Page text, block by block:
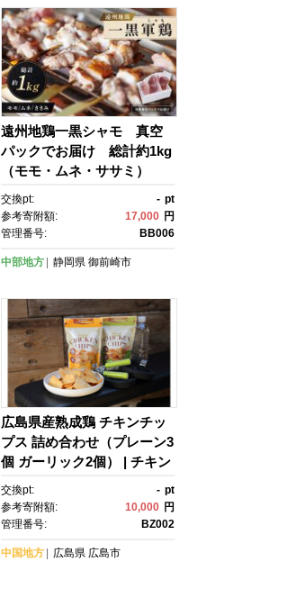
遠州地鶏一黒シャモ 真空
パックでお届け 総計約1kg
（モモ・ムネ・ササミ）
地鶏 軍鶏 しゃも 冷凍 送料
無料 もも むね 生肉 美味し
い ヘルシー お取り寄せ 贅
宅用 家庭用 国産
交換pt: - pt
参考寄附額:
17,000 円
管理番号:
BB006
中部地方 静岡県 御前崎市
広島県産熟成鶏 チキンチッ
プス 詰め合わせ（プレーン3
個 ガーリック2個） | チキン
チップス 鶏肉スナック 鶏肉
加工品 おつまみスナック 国
産鶏肉 チップス おやつ おつ
せ 人気 おすすめ 広島県 広
交換pt: - pt
参考寄附額:
10,000 円
管理番号:
BZ002
中国地方 広島県 広島市